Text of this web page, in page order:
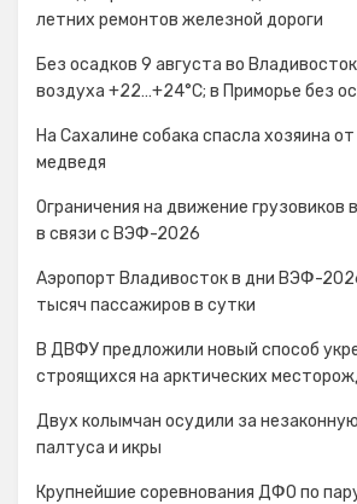
летних ремонтов железной дороги
Без осадков 9 августа во
воздуха +22…+24°C; в Приморье без
На Сахалине собака спасла хозяина
медведя
Ограничения на движение грузовиков
в связи с ВЭФ-2026
Аэропорт Владивосток в дни ВЭФ-
тысяч пассажиров в сутки
В ДВФУ предложили новый способ
строящихся на арктических
Двух колымчан осудили за
палтуса и икры
Крупнейшие соревнования ДФО по